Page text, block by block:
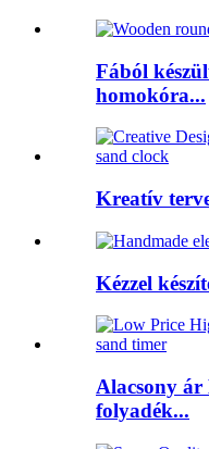
Fából
homokóra...
Kreatív
Kézzel
Alacsony ár
folyadék...